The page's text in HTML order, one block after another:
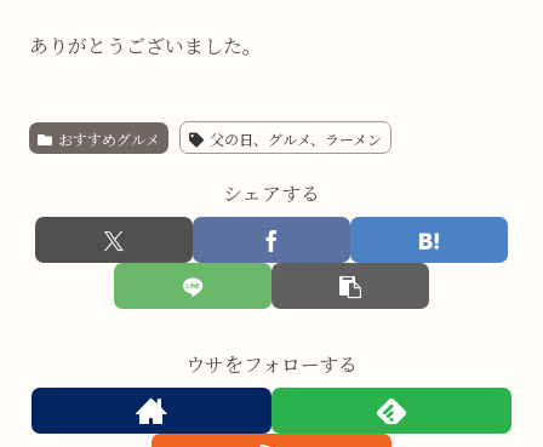
ありがとうございました。
おすすめグルメ 父の日、グルメ、ラーメン
シェアする
ウサをフォローする